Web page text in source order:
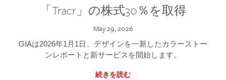
「Tracr」の株式30％を取得
May 29, 2026
GIAは2026年1月1日、デザインを一新したカラーストー
ンレポートと新サービスを開始します。
続きを読む